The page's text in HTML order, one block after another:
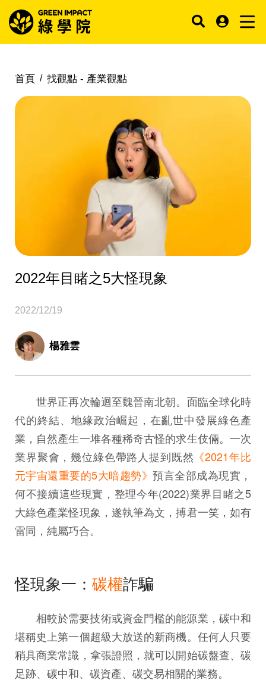
首頁 找觀點 - 產業觀點
2022年目睹之5大怪現象
2022/12/19
楊雅雲
世界正再次輪迴至魏晉南北朝。面臨全球化時
代的終結、地緣政治崛起，在亂世中發展綠色產
業，自然產生一堆各種稀奇古怪的求生伎倆。一次
業界聚會，幾位綠色帶路人提到既然 《2021年比
元宇宙還重要的5大暗趨勢》預言全部成為現實，
何不接續這些現實，整理今年(2022)業界目睹之5
大綠色產業怪現象，遂執筆為文，搏君一笑，如有
雷同，純屬巧合。
怪現象一： 碳權詐騙
相較於需要技術或資金門檻的能源業，碳中和
堪稱史上第一個超級大放送的新商機。任何人只要
稍具商業常識，拿張證照，就可以開始碳盤查、碳
足跡、碳中和、碳資產、碳交易相關的業務。